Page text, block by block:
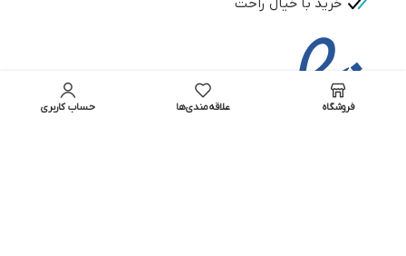
خرید با خیال راحت
فروشگاه علاقه‌مندی‌ها حساب کاربری